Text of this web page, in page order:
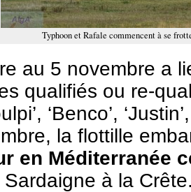
Typhoon et Rafale commencent à se
au 5 novembre a
qualifiés ou re-
‘Benco’,
la flottille
en Méditerranée
à la